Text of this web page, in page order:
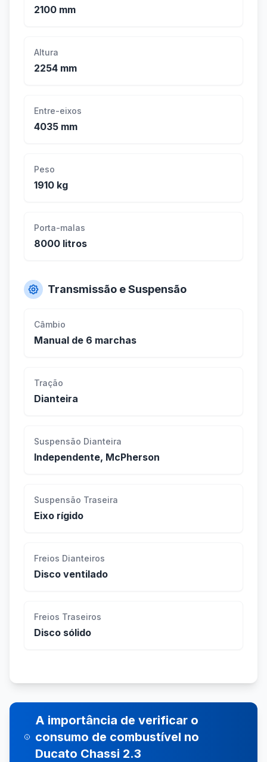
2100 mm
Altura
2254 mm
Entre-eixos
4035 mm
Peso
1910 kg
Porta-malas
8000 litros
Transmissão e Suspensão
Câmbio
Manual de 6 marchas
Tração
Dianteira
Suspensão Dianteira
Independente, McPherson
Suspensão Traseira
Eixo rígido
Freios Dianteiros
Disco ventilado
Freios Traseiros
Disco sólido
A importância de verificar o
consumo de combustível no
Ducato Chassi 2.3